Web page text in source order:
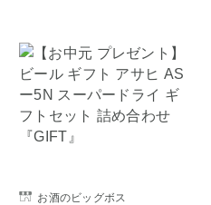
お酒のビッグボス